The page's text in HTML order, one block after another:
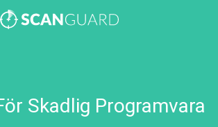
Skadlig Programvara